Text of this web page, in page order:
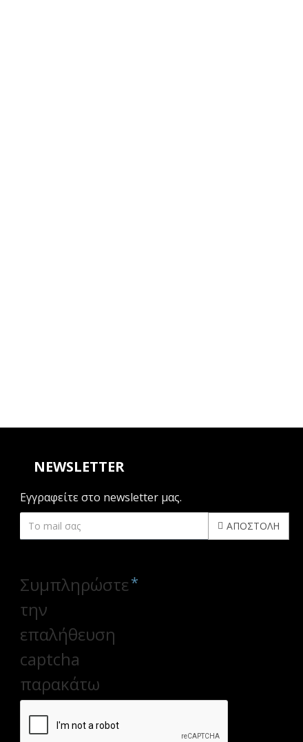
NEWSLETTER
Εγγραφείτε στο newsletter μας.
ΑΠΟΣΤΟΛΉ
Συμπληρώστε
την
επαλήθευση
captcha
παρακάτω